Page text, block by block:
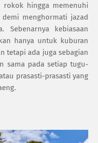
hingga memenuhi
menghormati jazad
Sebenarnya kebiasaan
hanya untuk kuburan
tetapi ada juga sebagian
sama pada setiap tugu-
prasasti-prasasti yang